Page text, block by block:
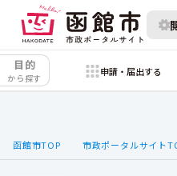
目的
から探す
申請・届出する
函館市TOP 市政ポータルサイト